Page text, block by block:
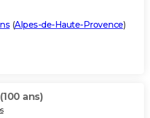
(Alpes-de-Haute-Provence)
(100 ans)